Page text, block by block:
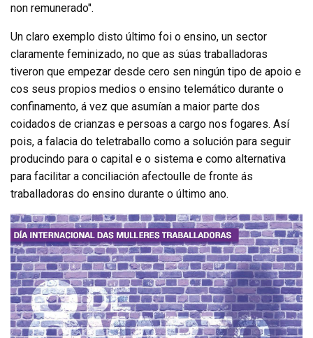
non remunerado".
Un claro exemplo disto último foi o ensino, un sector
claramente feminizado, no que as súas traballadoras
tiveron que empezar desde cero sen ningún tipo de apoio e
cos seus propios medios o ensino telemático durante o
confinamento, á vez que asumían a maior parte dos
coidados de crianzas e persoas a cargo nos fogares. Así
pois, a falacia do teletraballo como a solución para seguir
producindo para o capital e o sistema e como alternativa
para facilitar a conciliación afectoulle de fronte ás
traballadoras do ensino durante o último ano.